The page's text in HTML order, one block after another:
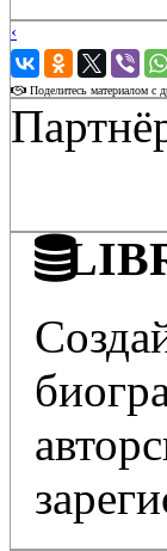
‹
›
Поделитесь материалом с